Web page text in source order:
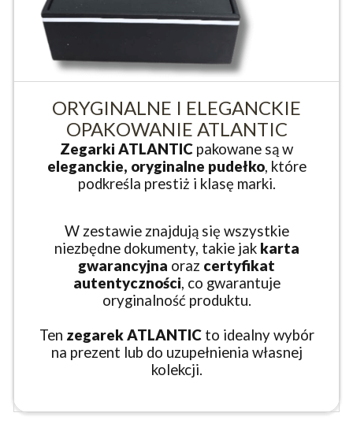
ORYGINALNE I ELEGANCKIE
OPAKOWANIE ATLANTIC
Zegarki ATLANTIC pakowane są w
eleganckie, oryginalne pudełko, które
podkreśla prestiż i klasę marki.
W zestawie znajdują się wszystkie
niezbędne dokumenty, takie jak karta
gwarancyjna oraz certyfikat
autentyczności, co gwarantuje
oryginalność produktu.
Ten zegarek ATLANTIC to idealny wybór
na prezent lub do uzupełnienia własnej
kolekcji.